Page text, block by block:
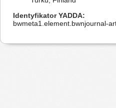
Identyfikator YADDA
bwmeta1.element.bwnjournal-